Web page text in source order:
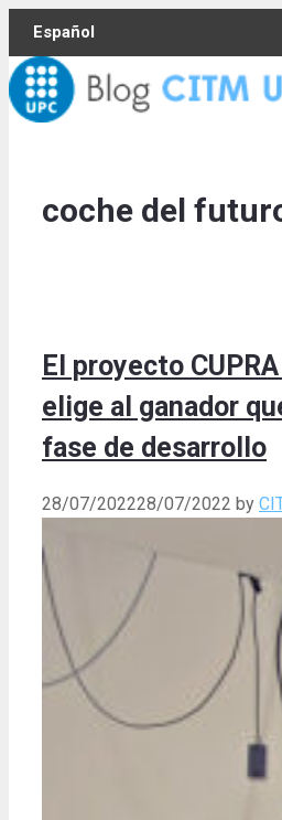
Skip
content
Español
coche del
El proyecto
elige al ganador
fase de desarrollo
28/07/202228/07/2022 by